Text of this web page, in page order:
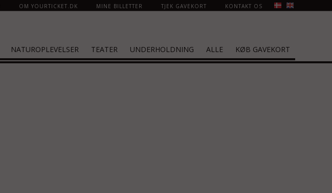
OM YOURTICKET.DK MINE BILLETTER TJEK GAVEKORT KONTAKT OS
NATUROPLEVELSER TEATER UNDERHOLDNING ALLE KØB GAVEKORT